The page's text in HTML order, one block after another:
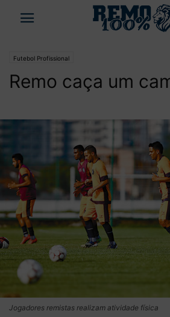
Futebol Profissional
Remo caça um
Jogadores remistas realizam atividade física